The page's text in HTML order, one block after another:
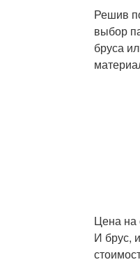
Решив
выбор
бруса
Цена на
И брус,